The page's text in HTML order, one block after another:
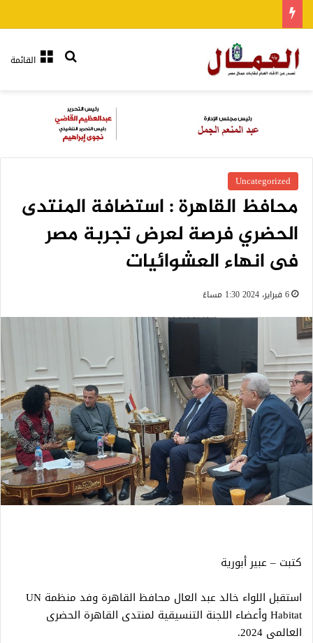
القائمةبحث عن
Uncategorized
محافظ القاهرة : استضافة المنتدى
الحضري فرصة لعرض تجربة مصر
فى انهاء العشوائيات
6 فبراير، 2024 1:30 مساءً
كتبت – عبير أبورية
استقبل اللواء خالد عبد العال محافظ القاهرة وفد منظمة UN
Habitat وأعضاء اللجنة التنسيقية لمنتدى القاهرة الحضرى
العالمى 2024.